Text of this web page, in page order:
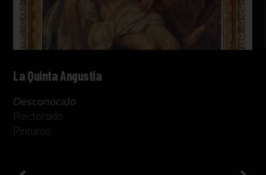
La Quinta Angustia
Desconocido
Rectorado
Pinturas